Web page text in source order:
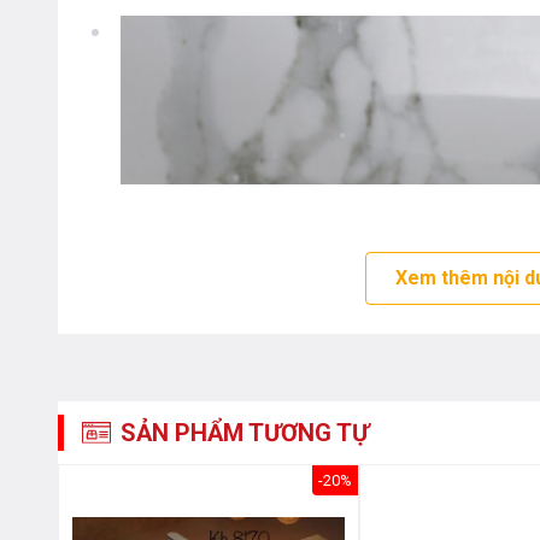
Xem thêm nội
SẢN PHẨM TƯƠNG TỰ
-20%